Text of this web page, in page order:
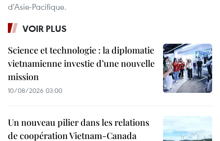
d’Asie-Pacifique.
VOIR PLUS
Science et technologie : la diplomatie
vietnamienne investie d’une nouvelle
mission
10/08/2026 03:00
Un nouveau pilier dans les relations
de coopération Vietnam-Canada